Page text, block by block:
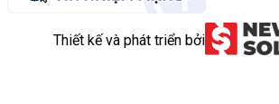
Thiết kế và phát triển bởi